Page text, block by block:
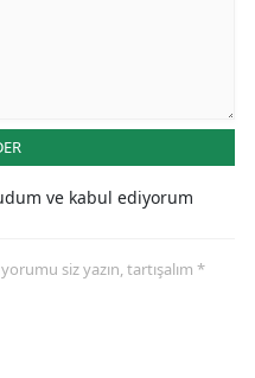
ve kabul ediyorum
siz yazın, tartışalım *